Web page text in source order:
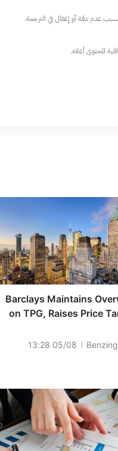
Barclays Maintains
on TPG, Raises Price
05/08 13:28